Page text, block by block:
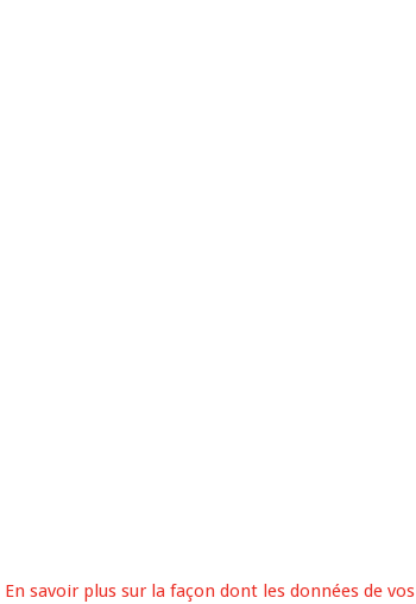
En savoir plus sur la façon dont les données de vos